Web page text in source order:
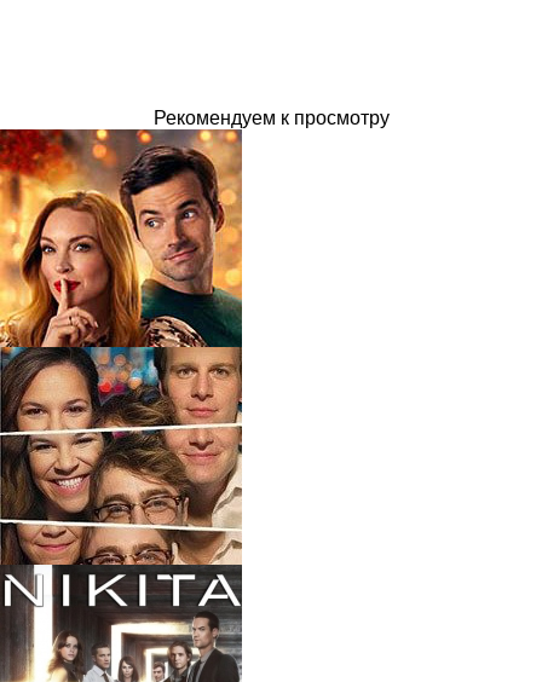
Рекомендуем к просмотру